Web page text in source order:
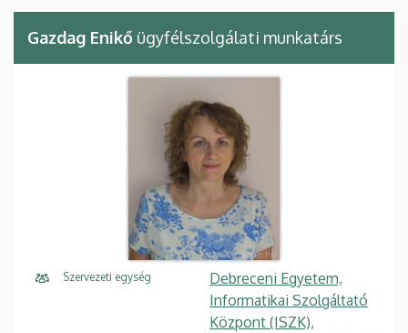
Gazdag Enikő ügyfélszolgálati munkatárs
Szervezeti egység
Debreceni Egyetem,
Informatikai Szolgáltató
Központ (ISZK),